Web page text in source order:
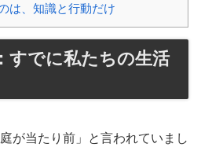
は、知識と行動だけ
すでに私たちの生活
が当たり前」と言われていまし